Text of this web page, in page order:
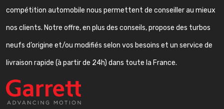
compétition automobile nous permettent de conseiller au mieux
nos clients. Notre offre, en plus des conseils, propose des turbos
neufs d’origine et/ou modifiés selon vos besoins et un service de
livraison rapide (à partir de 24h) dans toute la France.